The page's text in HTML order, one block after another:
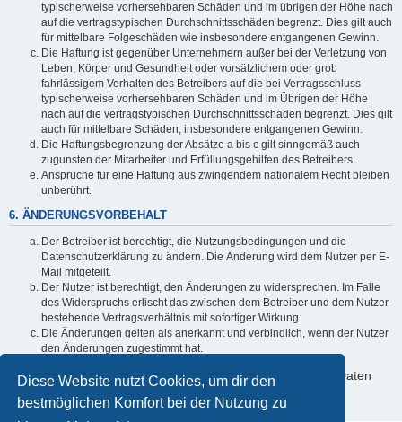
Diese Website nutzt Cookies, um dir den
bestmöglichen Komfort bei der Nutzung zu
typischerweise vorhersehbaren Schäden und im übrigen der Höhe nach
auf die vertragstypischen Durchschnittsschäden begrenzt. Dies gilt auch
für mittelbare Folgeschäden wie insbesondere entgangenen Gewinn.
Die Haftung ist gegenüber Unternehmern außer bei der Verletzung von
Leben, Körper und Gesundheit oder vorsätzlichem oder grob
fahrlässigem Verhalten des Betreibers auf die bei Vertragsschluss
typischerweise vorhersehbaren Schäden und im Übrigen der Höhe
nach auf die vertragstypischen Durchschnittsschäden begrenzt. Dies gilt
auch für mittelbare Schäden, insbesondere entgangenen Gewinn.
Die Haftungsbegrenzung der Absätze a bis c gilt sinngemäß auch
zugunsten der Mitarbeiter und Erfüllungsgehilfen des Betreibers.
Ansprüche für eine Haftung aus zwingendem nationalem Recht bleiben
unberührt.
6. ÄNDERUNGSVORBEHALT
Der Betreiber ist berechtigt, die Nutzungsbedingungen und die
Datenschutzerklärung zu ändern. Die Änderung wird dem Nutzer per E-
Mail mitgeteilt.
Der Nutzer ist berechtigt, den Änderungen zu widersprechen. Im Falle
des Widerspruchs erlischt das zwischen dem Betreiber und dem Nutzer
bestehende Vertragsverhältnis mit sofortiger Wirkung.
Die Änderungen gelten als anerkannt und verbindlich, wenn der Nutzer
den Änderungen zugestimmt hat.
Informationen über den Umgang mit deinen persönlichen Daten
sind in der Datenschutzerklärung enthalten.